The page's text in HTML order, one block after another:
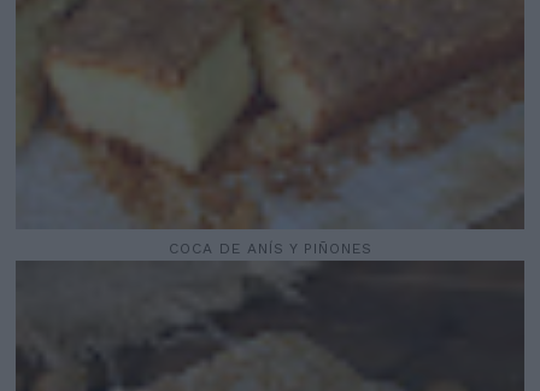
COCA DE ANÍS Y PIÑONES